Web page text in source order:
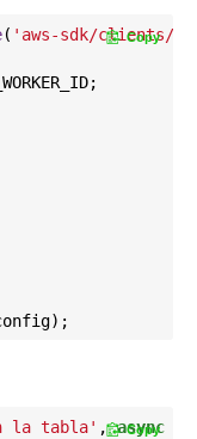
( 'aws-sdk/clients/
Copy
la tabla' , async ()
Copy